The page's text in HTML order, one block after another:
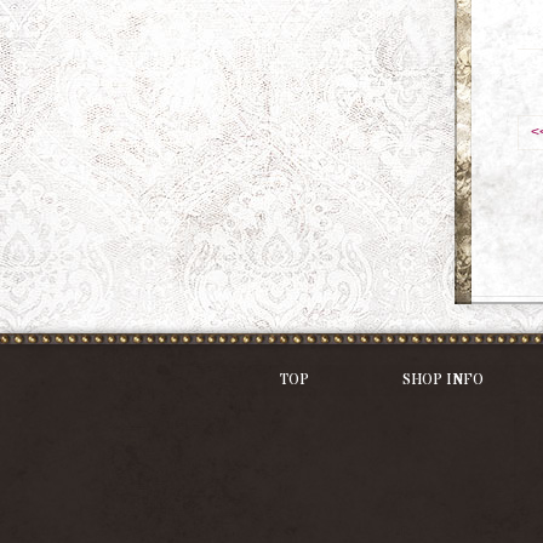
TOP SHOP INFO